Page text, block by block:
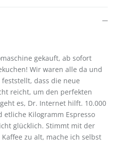
gekauft, ab sofort
Wir waren alle da und
dass die neue
reicht, um den perfekten
es, Dr. Internet hilft. 10.000
Kilogramm Espresso
glücklich. Stimmt mit der
zu alt, mache ich selbst